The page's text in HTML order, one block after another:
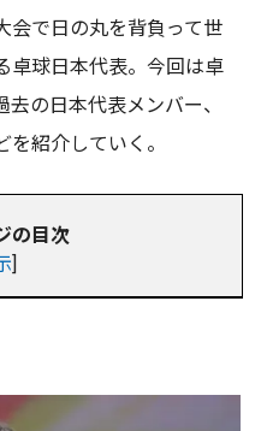
会で日の丸を背負って世
卓球日本代表。今回は卓
の日本代表メンバー、
紹介していく。
の目次
]